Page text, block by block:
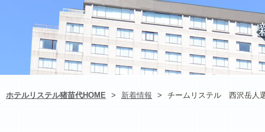
ホテルリステル猪苗代HOME > 新着情報 > チームリステル 西沢岳人